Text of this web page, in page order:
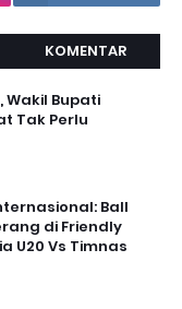
KOMENTAR
Wakil Bupati
Tak Perlu
Ball
di Friendly
U20 Vs Timnas